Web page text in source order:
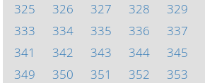
325
326 327 328 329
333
334 335 336 337
341
342 343 344 345
349
350 351 352 353